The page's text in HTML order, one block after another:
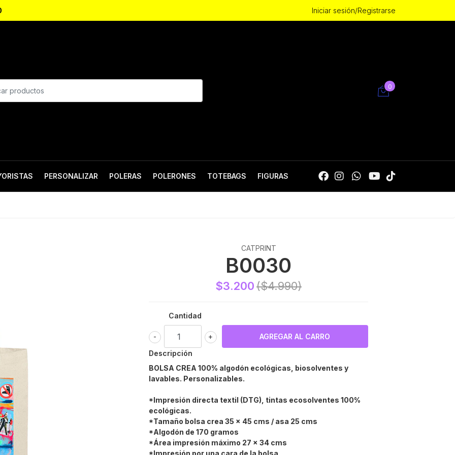
Iniciar sesión/Registrarse
0
PERSONALIZAR POLERAS POLERONES TOTEBAGS FIGURAS
CATPRINT
B0030
$3.200($4.990)
Cantidad
+
-
Descripción
BOLSA CREA 100% algodón ecológicas, biosolventes y
lavables. Personalizables.
*Impresión directa textil (DTG), tintas ecosolventes 100%
ecológicas.
*Tamaño bolsa crea 35 x 45 cms / asa 25 cms
*Algodón de 170 gramos
*Área impresión máximo 27 x 34 cms
*Impresión por una cara de la bolsa